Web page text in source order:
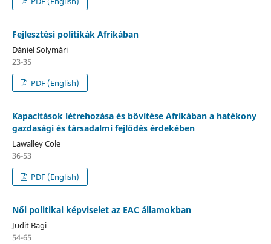
Fejlesztési politikák Afrikában
Dániel Solymári
23-35
PDF (English)
Kapacitások létrehozása és bővítése Afrikában a hatékony
gazdasági és társadalmi fejlődés érdekében
Lawalley Cole
36-53
PDF (English)
Női politikai képviselet az EAC államokban
Judit Bagi
54-65